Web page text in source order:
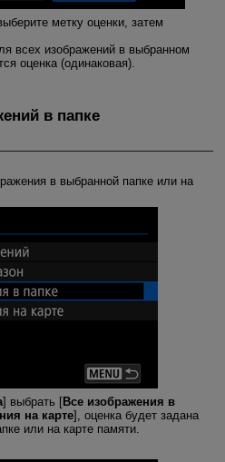
метку оценки, затем
всех изображений в выбранном
оценка (одинаковая).
в папке
в выбранной папке или на
] выбрать [Все изображения в
на карте], оценка будет задана
или на карте памяти.